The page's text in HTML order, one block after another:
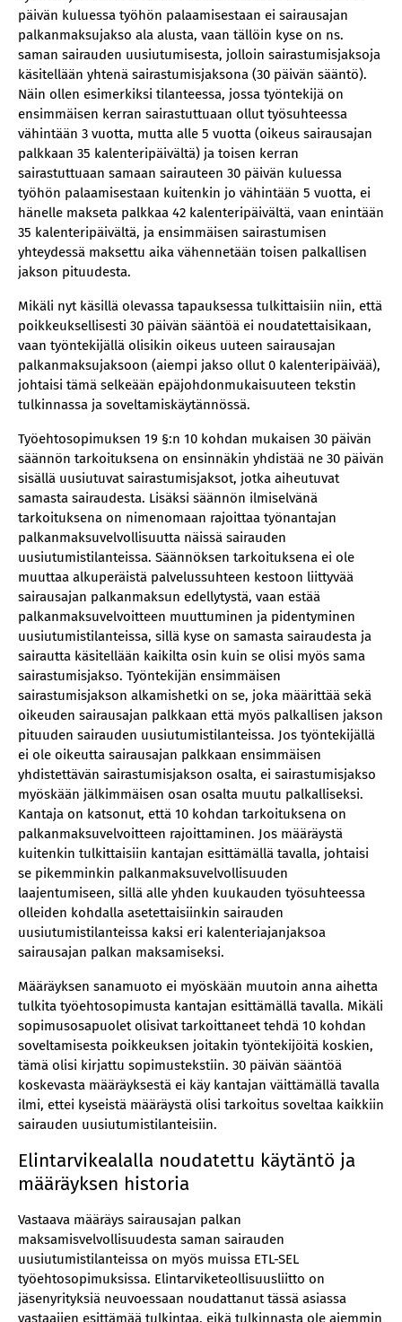
päivän kuluessa työhön palaamisestaan ei sairausajan
palkanmaksujakso ala alusta, vaan tällöin kyse on ns.
saman sairauden uusiutumisesta, jolloin sairastumisjaksoja
käsitellään yhtenä sairastumisjaksona (30 päivän sääntö).
Näin ollen esimerkiksi tilanteessa, jossa työntekijä on
ensimmäisen kerran sairastuttuaan ollut työsuhteessa
vähintään 3 vuotta, mutta alle 5 vuotta (oikeus sairausajan
palkkaan 35 kalenteripäivältä) ja toisen kerran
sairastuttuaan samaan sairauteen 30 päivän kuluessa
työhön palaamisestaan kuitenkin jo vähintään 5 vuotta, ei
hänelle makseta palkkaa 42 kalenteripäivältä, vaan enintään
35 kalenteripäivältä, ja ensimmäisen sairastumisen
yhteydessä maksettu aika vähennetään toisen palkallisen
jakson pituudesta.
Mikäli nyt käsillä olevassa tapauksessa tulkittaisiin niin, että
poikkeuksellisesti 30 päivän sääntöä ei noudatettaisikaan,
vaan työntekijällä olisikin oikeus uuteen sairausajan
palkanmaksujaksoon (aiempi jakso ollut 0 kalenteripäivää),
johtaisi tämä selkeään epäjohdonmukaisuuteen tekstin
tulkinnassa ja soveltamiskäytännössä.
Työehtosopimuksen 19 §:n 10 kohdan mukaisen 30 päivän
säännön tarkoituksena on ensinnäkin yhdistää ne 30 päivän
sisällä uusiutuvat sairastumisjaksot, jotka aiheutuvat
samasta sairaudesta. Lisäksi säännön ilmiselvänä
tarkoituksena on nimenomaan rajoittaa työnantajan
palkanmaksuvelvollisuutta näissä sairauden
uusiutumistilanteissa. Säännöksen tarkoituksena ei ole
muuttaa alkuperäistä palvelussuhteen kestoon liittyvää
sairausajan palkanmaksun edellytystä, vaan estää
palkanmaksuvelvoitteen muuttuminen ja pidentyminen
uusiutumistilanteissa, sillä kyse on samasta sairaudesta ja
sairautta käsitellään kaikilta osin kuin se olisi myös sama
sairastumisjakso. Työntekijän ensimmäisen
sairastumisjakson alkamishetki on se, joka määrittää sekä
oikeuden sairausajan palkkaan että myös palkallisen jakson
pituuden sairauden uusiutumistilanteissa. Jos työntekijällä
ei ole oikeutta sairausajan palkkaan ensimmäisen
yhdistettävän sairastumisjakson osalta, ei sairastumisjakso
myöskään jälkimmäisen osan osalta muutu palkalliseksi.
Kantaja on katsonut, että 10 kohdan tarkoituksena on
palkanmaksuvelvoitteen rajoittaminen. Jos määräystä
kuitenkin tulkittaisiin kantajan esittämällä tavalla, johtaisi
se pikemminkin palkanmaksuvelvollisuuden
laajentumiseen, sillä alle yhden kuukauden työsuhteessa
olleiden kohdalla asetettaisiinkin sairauden
uusiutumistilanteissa kaksi eri kalenteriajanjaksoa
sairausajan palkan maksamiseksi.
Määräyksen sanamuoto ei myöskään muutoin anna aihetta
tulkita työehtosopimusta kantajan esittämällä tavalla. Mikäli
sopimusosapuolet olisivat tarkoittaneet tehdä 10 kohdan
soveltamisesta poikkeuksen joitakin työntekijöitä koskien,
tämä olisi kirjattu sopimustekstiin. 30 päivän sääntöä
koskevasta määräyksestä ei käy kantajan väittämällä tavalla
ilmi, ettei kyseistä määräystä olisi tarkoitus soveltaa kaikkiin
sairauden uusiutumistilanteisiin.
Elintarvikealalla noudatettu käytäntö ja
määräyksen historia
Vastaava määräys sairausajan palkan
maksamisvelvollisuudesta saman sairauden
uusiutumistilanteissa on myös muissa ETL-SEL
työehtosopimuksissa. Elintarviketeollisuusliitto on
jäsenyrityksiä neuvoessaan noudattanut tässä asiassa
vastaajien esittämää tulkintaa, eikä tulkinnasta ole aiemmin